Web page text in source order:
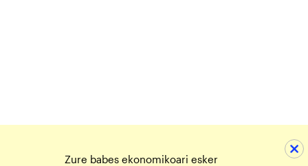
Zure babes ekonomikoari esker